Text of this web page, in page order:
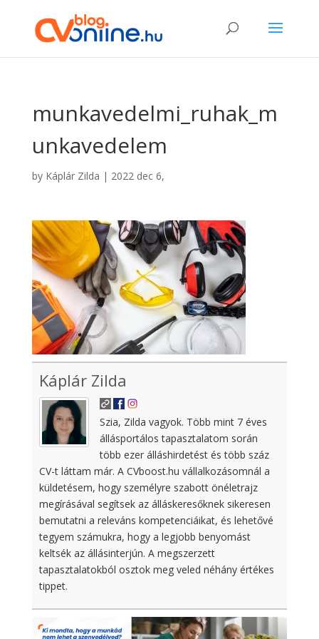
munkavedelmi_ruhak_m
unkavedelem
by Káplár Zilda | 2022 dec 6,
Káplár Zilda
Szia, Zilda vagyok. Több mint 7 éves
állásportálos tapasztalatom során
több ezer álláshirdetést és több száz
CV-t láttam már. A CVboost.hu vállalkozásomnál a
küldetésem, hogy személyre szabott önéletrajz
megírásával segítsek az álláskeresőknek sikeresen
bemutatni a releváns kompetenciáikat, és lehetővé
tegyem számukra, hogy a legjobb benyomást
keltsék az állásinterjún. A megszerzett
tapasztalatokból osztok meg veled néhány értékes
tippet.